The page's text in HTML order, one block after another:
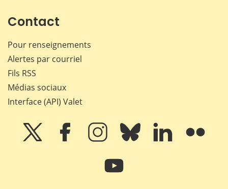
Contact
Pour renseignements
Alertes par courriel
Fils RSS
Médias sociaux
Interface (API) Valet